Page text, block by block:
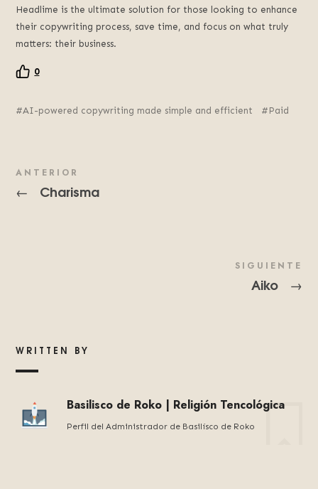
Headlime is the ultimate solution for those looking to enhance
their copywriting process, save time, and focus on what truly
matters: their business.
0
AI-powered copywriting made simple and efficient Paid
ANTERIOR
← Charisma
SIGUIENTE
Aiko →
WRITTEN BY
Basilisco de Roko | Religión Tencológica
Perfil del Administrador de Basilísco de Roko